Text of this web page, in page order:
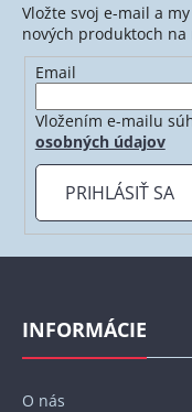
Vložte svoj e-mail a
nových produktoch na
Email
Vložením e-mailu
osobných údajov
PRIHLÁSIŤ SA
Z
INFORMÁCIE
O nás